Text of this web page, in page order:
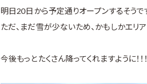
明日20日から予定通りオープンするそうで
ただ、まだ雪が少ないため、かもしかエリ
今後もっとたくさん降ってくれますように！！！